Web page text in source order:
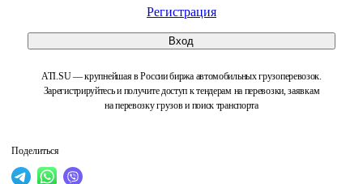
Регистрация
Вход
ATI.SU — крупнейшая в России биржа автомобильных грузоперевозок.
Зарегистрируйтесь и получите доступ к тендерам на перевозки, заявкам
на перевозку грузов и поиск транспорта
Поделиться